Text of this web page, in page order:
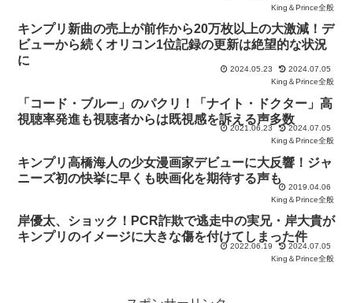
King＆Prince全般
キンプリ新曲の売上が前作から20万枚以上の大激減！デ
ビューから続くオリコン1位記録の更新は絶望的な状況
に
2024.05.23
2024.07.05
King＆Prince全般
「コード・ブルー」のパクリ！「ナイト・ドクター」高
視聴率発進も視聴者からは既視感を訴える声多数
2021.06.23
2024.07.05
King＆Prince全般
キンプリ高橋海人の少女漫画家デビューに大反響！ジャ
ニーズ初の快挙に早くも映画化を期待する声も
2019.04.06
King＆Prince全般
岸優太、ショック！PCR詐欺で逃走中の実兄・岸大貴が
キンプリのイメージに大きな傷を付けてしまった件
2022.06.19
2024.07.05
King＆Prince全般